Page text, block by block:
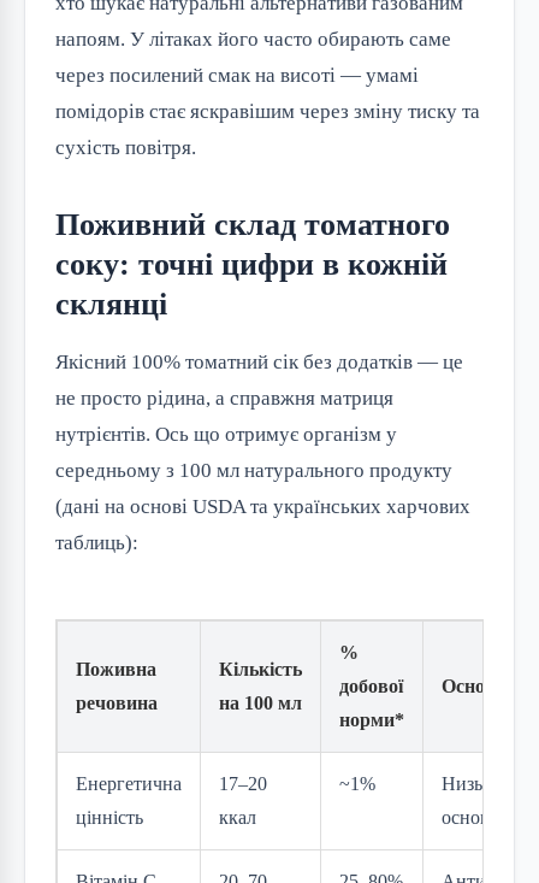
напоям. У літаках його часто обирають саме
через посилений смак на висоті — умамі
помідорів стає яскравішим через зміну тиску та
сухість повітря.
Поживний склад томатного
соку: точні цифри в кожній
склянці
Якісний 100% томатний сік без додатків — це
не просто рідина, а справжня матриця
нутрієнтів. Ось що отримує організм у
середньому з 100 мл натурального продукту
(дані на основі USDA та українських харчових
таблиць):
Поживна
речовина
Кількість
на 100 мл
%
добової
норми*
Основна
Енергетична
цінність
17–20
ккал
~1%
основа